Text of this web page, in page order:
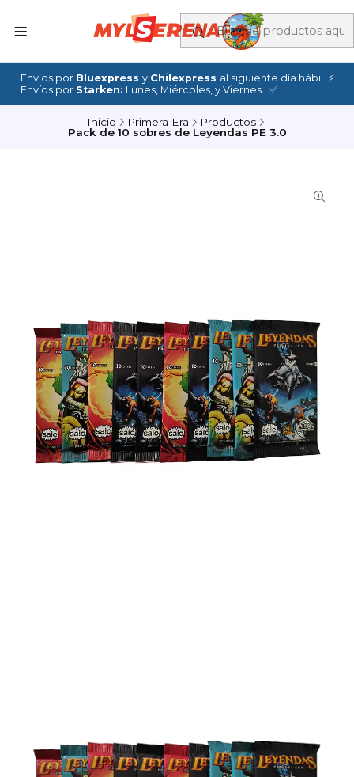
Envíos por Bluexpress y Chilexpress al siguiente día hábil. ⚡
Envíos por Starken: Lunes, Miércoles, y Viernes. ✅
Inicio Primera Era
Productos
Pack de 10 sobres de Leyendas PE 3.0